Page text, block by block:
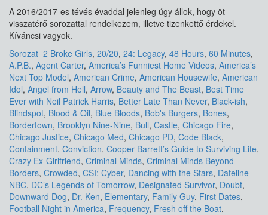
A 2016/2017-es tévés évaddal jelenleg úgy állok, hogy öt
visszatérő sorozattal rendelkezem, illetve tizenkettő érdekel.
Kíváncsi vagyok.
Sorozat 2 Broke Girls, 20/20, 24: Legacy, 48 Hours, 60 Minutes,
A.P.B., Agent Carter, America’s Funniest Home Videos, America’s
Next Top Model, American Crime, American Housewife, American
Idol, Angel from Hell, Arrow, Beauty and The Beast, Best Time
Ever with Neil Patrick Harris, Better Late Than Never, Black-ish,
Blindspot, Blood & Oil, Blue Bloods, Bob's Burgers, Bones,
Bordertown, Brooklyn Nine-Nine, Bull, Castle, Chicago Fire,
Chicago Justice, Chicago Med, Chicago PD, Code Black,
Containment, Conviction, Cooper Barrett’s Guide to Surviving Life,
Crazy Ex-Girlfriend, Criminal Minds, Criminal Minds Beyond
Borders, Crowded, CSI: Cyber, Dancing with the Stars, Dateline
NBC, DC’s Legends of Tomorrow, Designated Survivor, Doubt,
Downward Dog, Dr. Ken, Elementary, Family Guy, First Dates,
Football Night in America, Frequency, Fresh off the Boat,